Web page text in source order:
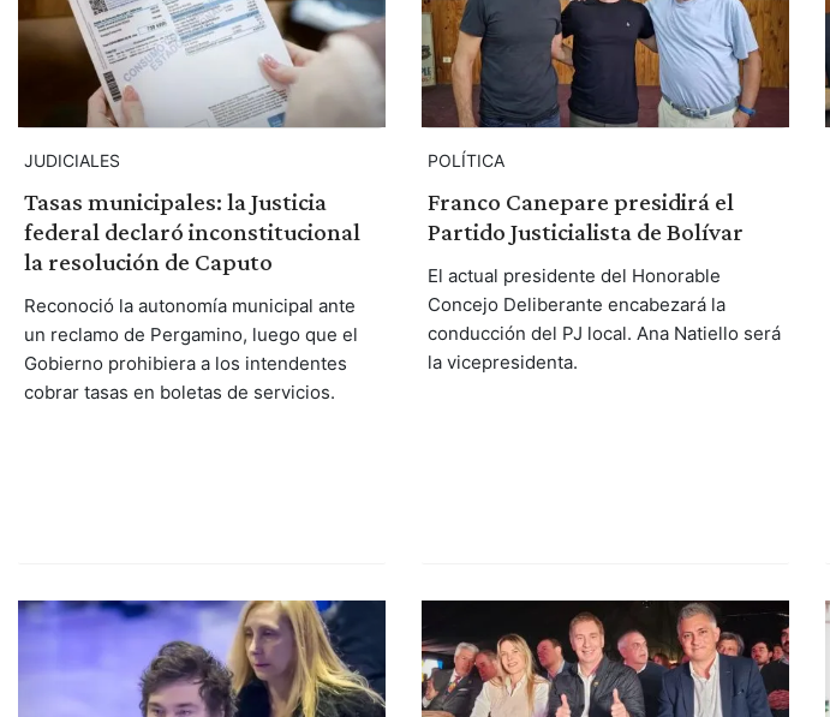
JUDICIALES
Tasas municipales: la Justicia
federal declaró inconstitucional
la resolución de Caputo
Reconoció la autonomía municipal ante
un reclamo de Pergamino, luego que el
Gobierno prohibiera a los intendentes
cobrar tasas en boletas de servicios.
POLÍTICA
Franco Canepare presidirá el
Partido Justicialista de Bolívar
El actual presidente del Honorable
Concejo Deliberante encabezará la
conducción del PJ local. Ana Natiello será
la vicepresidenta.